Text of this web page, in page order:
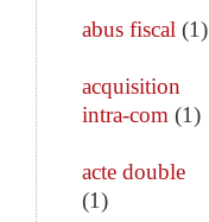
abus fiscal (1)
acquisition
intra-com (1)
acte double
(1)